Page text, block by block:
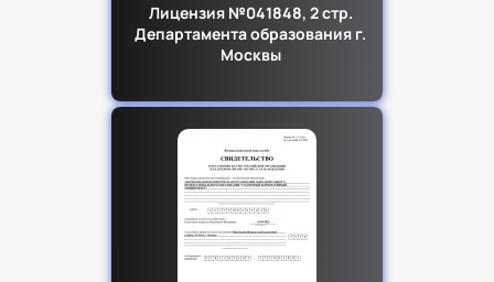
Лицензия №041848, 2 стр.
Департамента образования г.
Москвы